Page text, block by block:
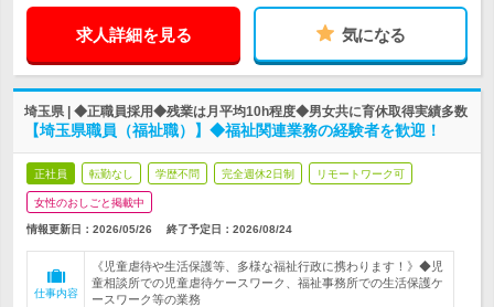
求人詳細を見る 気になる
埼玉県 | ◆正職員採用◆残業は月平均10h程度◆男女共に育休取得実績多数
【埼玉県職員（福祉職）】◆福祉関連業務の経験者を歓迎！
正社員 転勤なし 学歴不問 完全週休2日制 リモートワーク可
女性のおしごと掲載中
情報更新日：2026/05/26 終了予定日： 2026/08/24
仕事内容
《児童虐待や生活保護等、多様な福祉行政に携わります！》◆児
童相談所での児童虐待ケースワーク、福祉事務所での生活保護ケ
ースワーク等の業務